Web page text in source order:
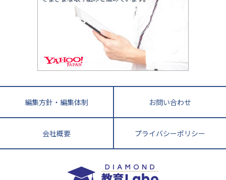
香川県
高知県
長崎県 熊本県
鹿児島県 沖縄県
英語・英会話・英検対策
小学校教師が解説！中学受験のリアル
教育ジャーナリストが徹底解説！ 大学受験の羅
編集方針・編集体制 お問い合わせ
会社概要 プライバシーポリシー